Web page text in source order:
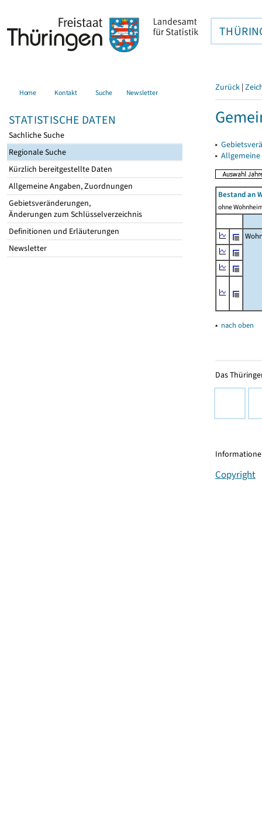
Home Kontakt Suche Newsletter
STATISTISCHE DATEN
Sachliche Suche
Regionale Suche
Kürzlich bereitgestellte Daten
Allgemeine Angaben, Zuordnungen
Gebietsveränderungen,
Änderungen zum Schlüsselverzeichnis
Definitionen und Erläuterungen
Newsletter
Zurück |
▸
▸
Bestand an
ohne
▴ nach oben
Das
Copyright